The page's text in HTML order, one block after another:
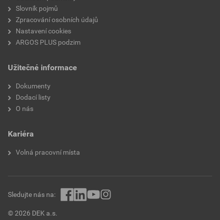
Slovník pojmů
Zpracování osobních údajů
Nastavení cookies
ARGOS PLUS podzim
Užitečné informace
Dokumenty
Dodací listy
O nás
Kariéra
Volná pracovní místa
© 2026 DEK a.s.
Sledujte nás na: